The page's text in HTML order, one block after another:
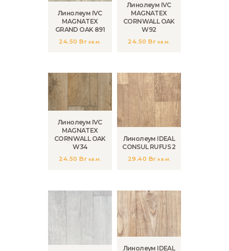
Линолеум IVC
MAGNATEX
GRAND OAK 891
24.50 Br кв.м.
Линолеум IVC
MAGNATEX
CORNWALL OAK
W92
24.50 Br кв.м.
Линолеум IVC
MAGNATEX
CORNWALL OAK
W34
24.50 Br кв.м.
Линолеум IDEAL
CONSUL RUFUS 2
29.40 Br кв.м.
Линолеум IDEAL